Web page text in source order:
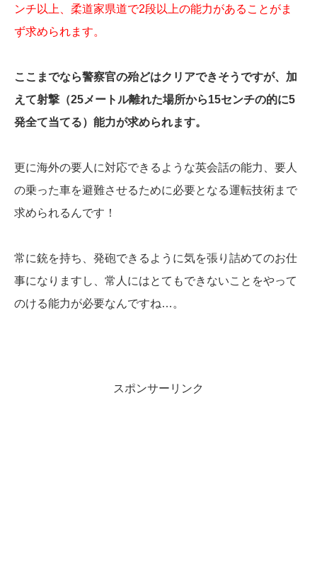
ンチ以上、柔道家県道で2段以上の能力があることがま
ず求められます。
ここまでなら警察官の殆どはクリアできそうですが、加
えて射撃（25メートル離れた場所から15センチの的に5
発全て当てる）能力が求められます。
更に海外の要人に対応できるような英会話の能力、要人
の乗った車を避難させるために必要となる運転技術まで
求められるんです！
常に銃を持ち、発砲できるように気を張り詰めてのお仕
事になりますし、常人にはとてもできないことをやって
のける能力が必要なんですね…。
スポンサーリンク